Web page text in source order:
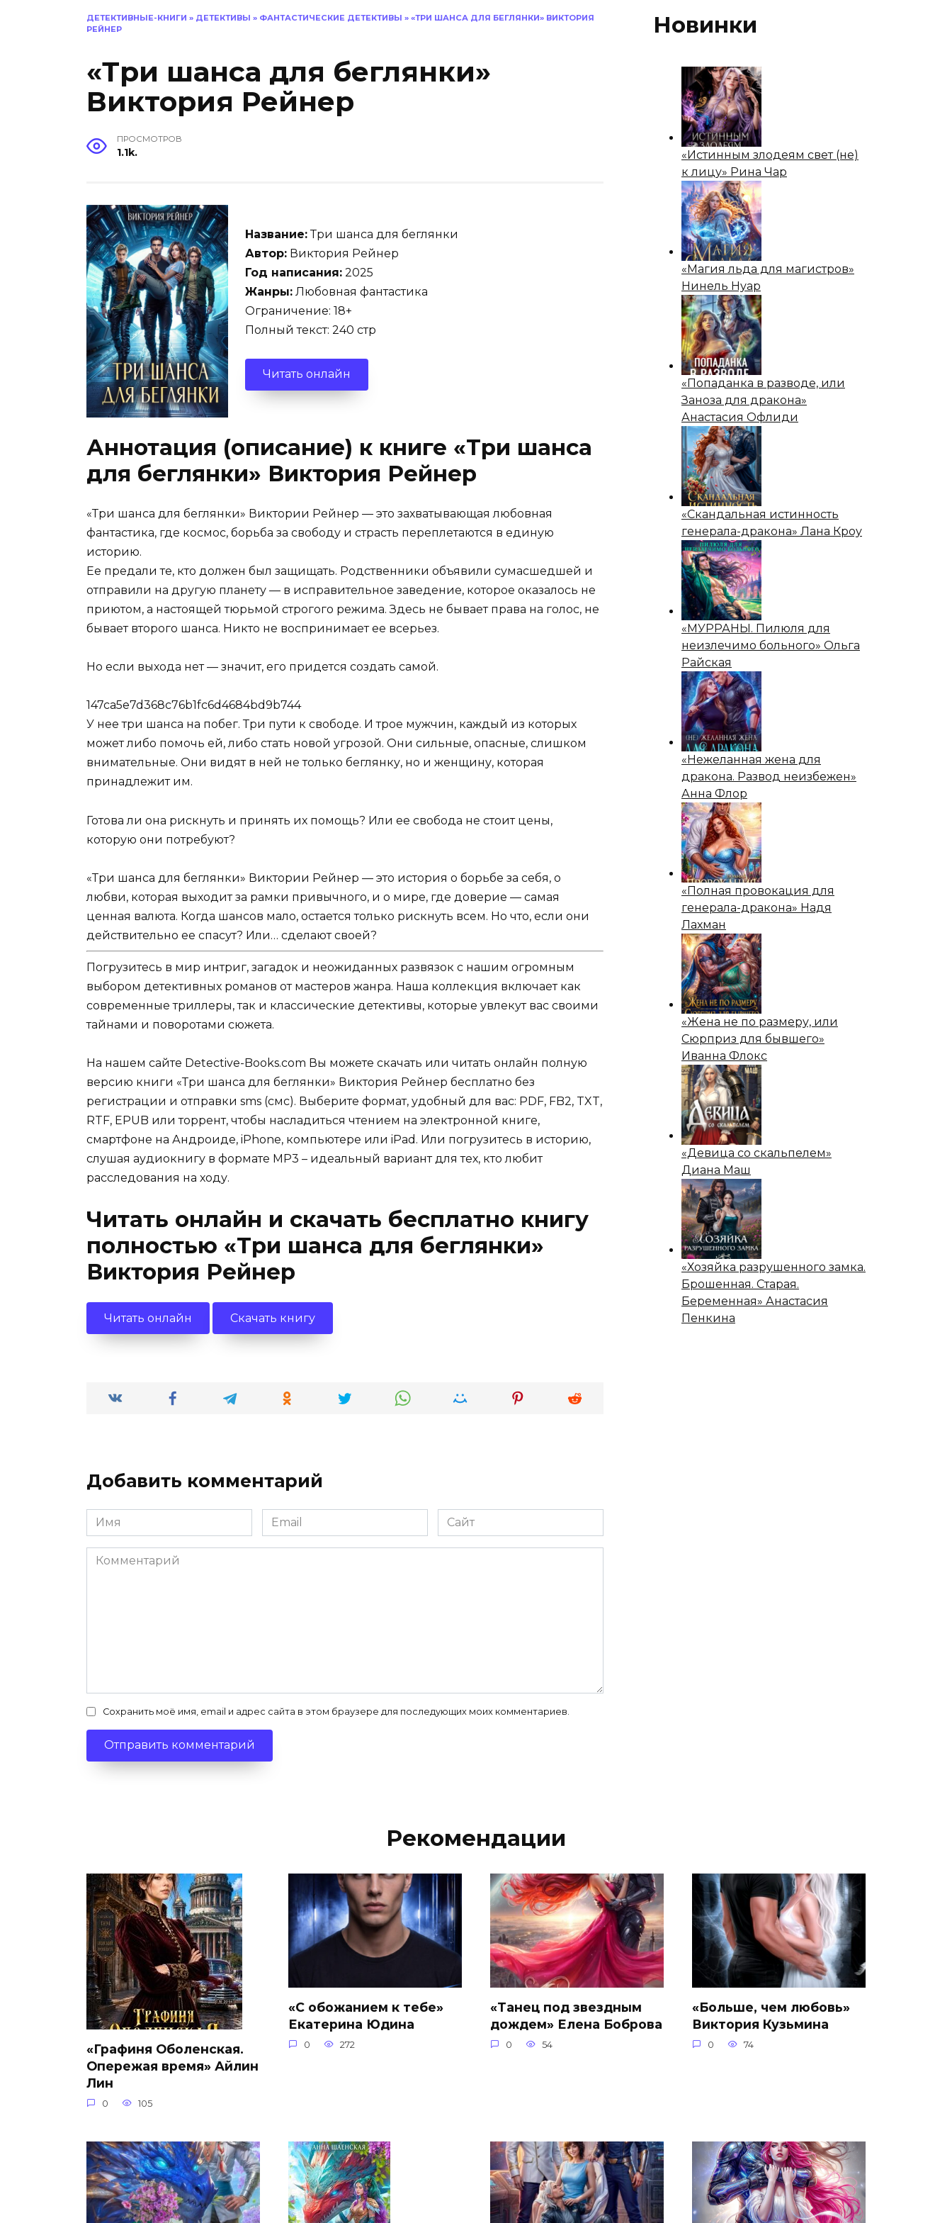
ДЕТЕКТИВНЫЕ-КНИГИ » ДЕТЕКТИВЫ » ФАНТАСТИЧЕСКИЕ ДЕТЕКТИВЫ » «ТРИ ШАНСА ДЛЯ БЕГЛЯНКИ» ВИКТОРИЯ
РЕЙНЕР
«Три шанса для беглянки»
Виктория Рейнер
ПРОСМОТРОВ
1.1k.
Название:Три шанса для беглянки
Автор: Виктория Рейнер
Год написания: 2025
Жанры: Любовная фантастика
Ограничение: 18+
Полный текст: 240 стр
Читать онлайн
Аннотация (описание) к книге «Три шанса
для беглянки» Виктория Рейнер
«Три шанса для беглянки» Виктории Рейнер — это захватывающая любовная
фантастика, где космос, борьба за свободу и страсть переплетаются в единую
историю.
Ее предали те, кто должен был защищать. Родственники объявили сумасшедшей и
отправили на другую планету — в исправительное заведение, которое оказалось не
приютом, а настоящей тюрьмой строгого режима. Здесь не бывает права на голос, не
бывает второго шанса. Никто не воспринимает ее всерьез.
Но если выхода нет — значит, его придется создать самой.
147ca5e7d368c76b1fc6d4684bd9b744
У нее три шанса на побег. Три пути к свободе. И трое мужчин, каждый из которых
может либо помочь ей, либо стать новой угрозой. Они сильные, опасные, слишком
внимательные. Они видят в ней не только беглянку, но и женщину, которая
принадлежит им.
Готова ли она рискнуть и принять их помощь? Или ее свобода не стоит цены,
которую они потребуют?
«Три шанса для беглянки» Виктории Рейнер — это история о борьбе за себя, о
любви, которая выходит за рамки привычного, и о мире, где доверие — самая
ценная валюта. Когда шансов мало, остается только рискнуть всем. Но что, если они
действительно ее спасут? Или… сделают своей?
Погрузитесь в мир интриг, загадок и неожиданных развязок с нашим огромным
выбором детективных романов от мастеров жанра. Наша коллекция включает как
современные триллеры, так и классические детективы, которые увлекут вас своими
тайнами и поворотами сюжета.
На нашем сайте Detective-Books.com Вы можете скачать или читать онлайн полную
версию книги «Три шанса для беглянки» Виктория Рейнер бесплатно без
регистрации и отправки sms (смс). Выберите формат, удобный для вас: PDF, FB2, TXT,
RTF, EPUB или торрент, чтобы насладиться чтением на электронной книге,
смартфоне на Андроиде, iPhone, компьютере или iPad. Или погрузитесь в историю,
слушая аудиокнигу в формате MP3 – идеальный вариант для тех, кто любит
расследования на ходу.
Читать онлайн и скачать бесплатно книгу
полностью «Три шанса для беглянки»
Виктория Рейнер
Читать онлайн Скачать книгу
Добавить комментарий
Имя
*
Email
*
Сайт
Комментарий
Сохранить моё имя, email и адрес сайта в этом браузере для последующих моих комментариев.
Новинки
«Истинным злодеям свет (не)
к лицу» Рина Чар
«Магия льда для магистров»
Нинель Нуар
«Попаданка в разводе, или
Заноза для дракона»
Анастасия Офлиди
«Скандальная истинность
генерала-дракона» Лана Кроу
«МУРРАНЫ. Пилюля для
неизлечимо больного» Ольга
Райская
«Нежеланная жена для
дракона. Развод неизбежен»
Анна Флор
«Полная провокация для
генерала-дракона» Надя
Лахман
«Жена не по размеру, или
Сюрприз для бывшего»
Иванна Флокс
«Девица со скальпелем»
Диана Маш
«Хозяйка разрушенного замка.
Брошенная. Старая.
Беременная» Анастасия
Пенкина
Рекомендации
«Графиня Оболенская.
Опережая время» Айлин
Лин
0 105
«С обожанием к тебе»
Екатерина Юдина
0 272
«Танец под звездным
дождем» Елена Боброва
0 54
«Больше, чем любовь»
Виктория Кузьмина
0 74